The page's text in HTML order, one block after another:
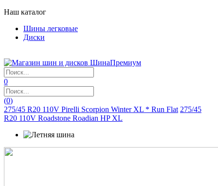
Наш каталог
Шины легковые
Диски
0
(0)
275/45 R20 110V Pirelli Scorpion Winter XL * Run Flat 275/45
R20 110V Roadstone Roadian HP XL